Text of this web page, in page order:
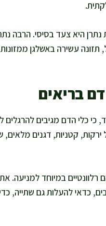
היא צעד בסיסי. הרבה
תזונה עשירה באשלגן
בריאים
כלי הדם מגיבים להרגלים
קטניות, דגנים מלאים,
הם רלוונטיים במיוחד
כדאי להעלות גם שתייה,